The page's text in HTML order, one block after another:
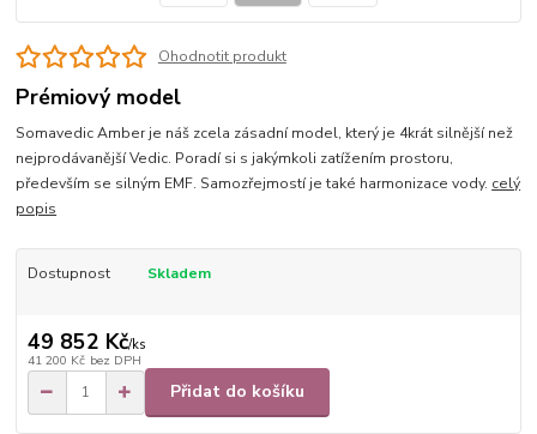
Ohodnotit produkt
Prémiový model
Somavedic Amber je náš zcela zásadní model, který je 4krát silnější než
nejprodávanější Vedic. Poradí si s jakýmkoli zatížením prostoru,
především se silným EMF. Samozřejmostí je také harmonizace vody. celý
popis
Dostupnost Skladem
49 852 Kč/ks
41 200 Kč bez DPH
Přidat do košíku